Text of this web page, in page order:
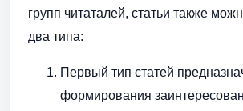
групп читаталей, статьи также
два типа:
Первый тип статей
формирования